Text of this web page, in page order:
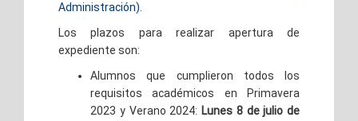
Administración).
Los plazos para realizar apertura de
expediente son:
Alumnos que cumplieron todos los
requisitos académicos en Primavera
2023 y Verano 2024: Lunes 8 de julio de